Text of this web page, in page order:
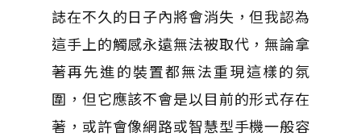
誌在不久的日子內將會消失，但我認為
這手上的觸感永遠無法被取代，無論拿
著再先進的裝置都無法重現這樣的氛
圍，但它應該不會是以目前的形式存在
著，或許會像網路或智慧型手機一般容